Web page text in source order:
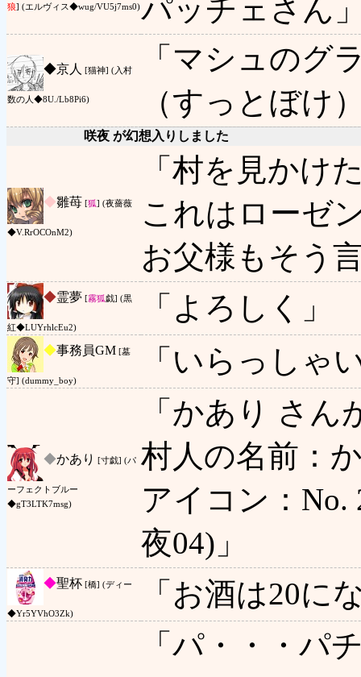
狼] (エルヴィス◆wug/VU5j7ms0)パッチェさん
◆京人 [猫神] (入村
数の人◆8U./Lb8Pi6)
「マシュのグ
（すっとぼけ
咲夜 が幻想入りしました
◆雛苺 [狐] (夜薔薇
◆V.RrOCOnM2)
「村を見かけ
これはローゼ
お父様もそう
◆霊夢 [霧狐戯] (黒
紅◆LUYrhlcEu2)
「よろしく」
◆事務員GM [墓
守] (dummy_boy)
「いらっしゃ
◆かあり [寸戯] (パ
ーフェクトブルー
◆gT3LTK7msg)
「かあり さ
村人の名前：
アイコン：
夜04)」
◆聖杯 [橋] (ディー
◆Yr5YVhO3Zk)
「お酒は20
「パ・・・パ